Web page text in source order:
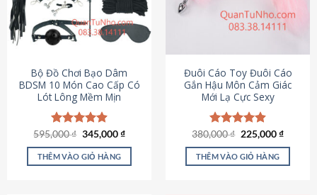
tùy
chọn
có
chọn
trên
trang
sản
phẩm
chọn
chọn
trên
trang
sản
phẩm
Bộ Đồ Chơi Bạo Dâm
BDSM 10 Món Cao Cấp Có
Lót Lông Mềm Mịn
Được xếp
hạng4.88
5 sao
595,000₫ Giá
là:
595,000 ₫.
345,000₫Giá
tại
THÊM VÀO GIỎ HÀNG
Đuôi Cáo Toy Đuôi Cáo
Gắn Hậu Môn Cảm Giác
Mới Lạ Cực Sexy
Được xếp
hạng4.88
5 sao
380,000₫ Giá
là:
380,000 ₫.
225,000₫Giá
tại
THÊM VÀO GIỎ HÀNG